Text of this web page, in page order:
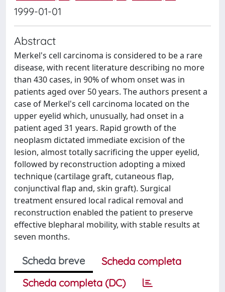
1999-01-01
Abstract
Merkel's cell carcinoma is considered to be a rare
disease, with recent literature describing no more
than 430 cases, in 90% of whom onset was in
patients aged over 50 years. The authors present a
case of Merkel's cell carcinoma located on the
upper eyelid which, unusually, had onset in a
patient aged 31 years. Rapid growth of the
neoplasm dictated immediate excision of the
lesion, almost totally sacrificing the upper eyelid,
followed by reconstruction adopting a mixed
technique (cartilage graft, cutaneous flap,
conjunctival flap and, skin graft). Surgical
treatment ensured local radical removal and
reconstruction enabled the patient to preserve
effective blepharal mobility, with stable results at
seven months.
Scheda breve
Scheda completa
Scheda completa (DC)